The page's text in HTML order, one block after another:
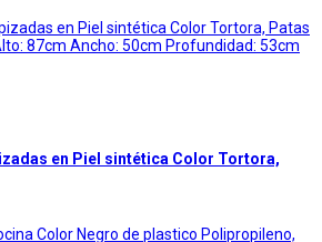
en Piel sintética Color Tortora,